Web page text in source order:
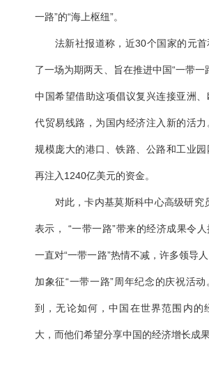
一路”的“海上枢纽”。
法新社报道称，近30个国家的元首
了一场为期两天、旨在推进中国“一带一
中国希望借助这项倡议复兴连接亚洲
代贸易线路，为国内经济注入新的活
规模庞大的港口、铁路、公路和工业
再注入1240亿美元的资金。
对此，卡内基莫斯科中心高级研究
表示， “一带一路”带来的经济成果令
一直对“一带一路”热情不减，许多领导
加象征“一带一路”周年纪念的庆祝活
到，无论如何，中国在世界范围内的
大，而他们希望分享中国的经济增长成果